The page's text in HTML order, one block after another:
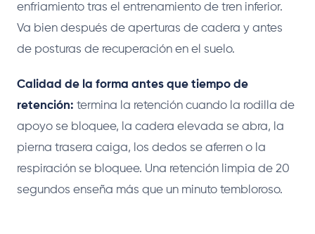
enfriamiento tras el entrenamiento de tren inferior.
Va bien después de aperturas de cadera y antes
de posturas de recuperación en el suelo.
Calidad de la forma antes que tiempo de
retención: termina la retención cuando la rodilla de
apoyo se bloquee, la cadera elevada se abra, la
pierna trasera caiga, los dedos se aferren o la
respiración se bloquee. Una retención limpia de 20
segundos enseña más que un minuto tembloroso.